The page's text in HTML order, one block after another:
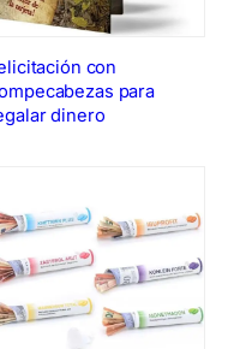
con
para
dinero